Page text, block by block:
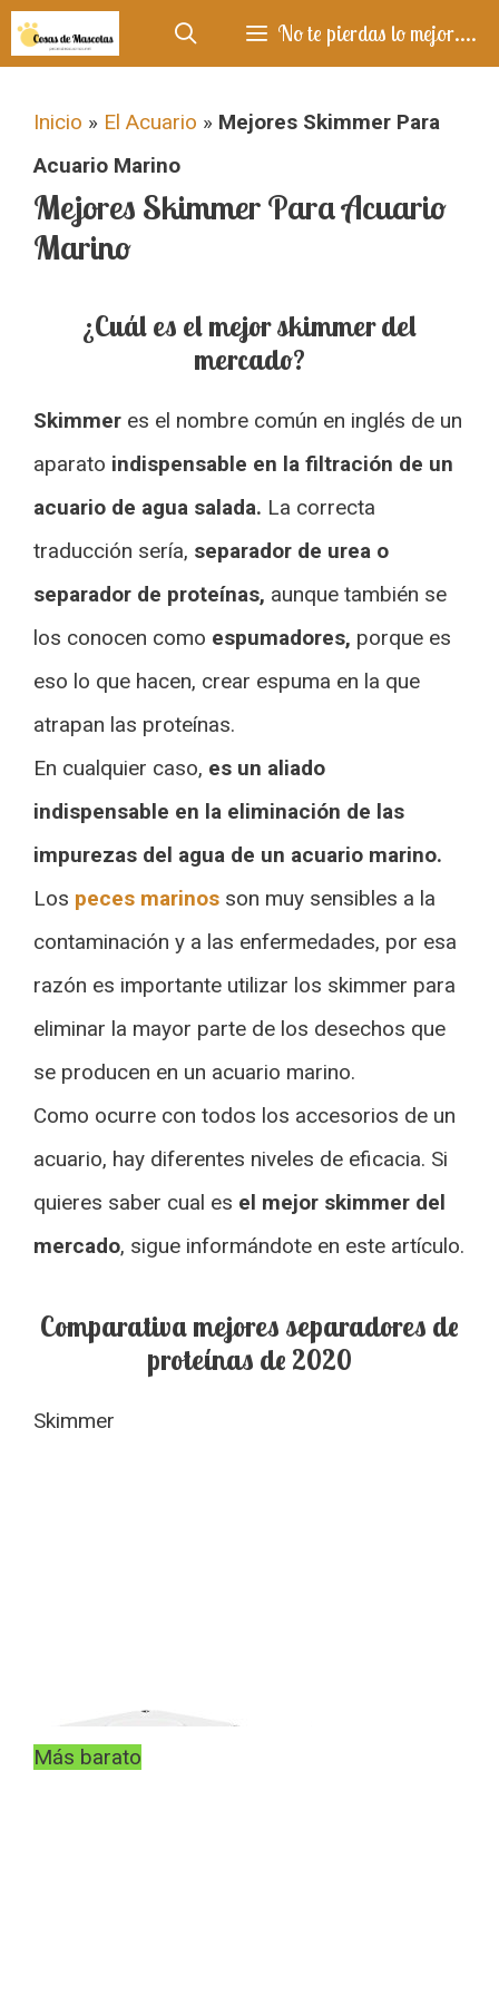
Saltar
al
No te pierdas lo mejor....
Inicio » El Acuario » Mejores Skimmer Para
Acuario Marino
Mejores Skimmer Para Acuario
Marino
¿Cuál es el mejor skimmer del
mercado?
Skimmer es el nombre común en inglés de un
aparato indispensable en la filtración de un
acuario de agua salada. La correcta
traducción sería, separador de urea o
separador de proteínas, aunque también se
los conocen como espumadores, porque es
eso lo que hacen, crear espuma en la que
atrapan las proteínas.
En cualquier caso, es un aliado
indispensable en la eliminación de las
impurezas del agua de un acuario marino.
Los peces marinos son muy sensibles a la
contaminación y a las enfermedades, por esa
razón es importante utilizar los skimmer para
eliminar la mayor parte de los desechos que
se producen en un acuario marino.
Como ocurre con todos los accesorios de un
acuario, hay diferentes niveles de eficacia. Si
quieres saber cual es el mejor skimmer del
mercado, sigue informándote en este artículo.
Comparativa mejores separadores de
proteínas de 2020
Skimmer
Más barato